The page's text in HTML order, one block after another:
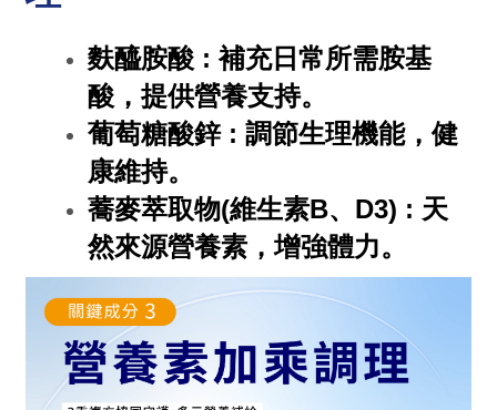
麩醯胺酸 : 補充日常所需胺基
酸，提供營養支持。
葡萄糖酸鋅 : 調節生理機能，健
康維持。
蕎麥萃取物(維生素B、D3) : 天
然來源營養素，增強體力。